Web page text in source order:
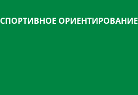
СПОРТИВНОЕ ОРИЕНТИРОВАНИЕ